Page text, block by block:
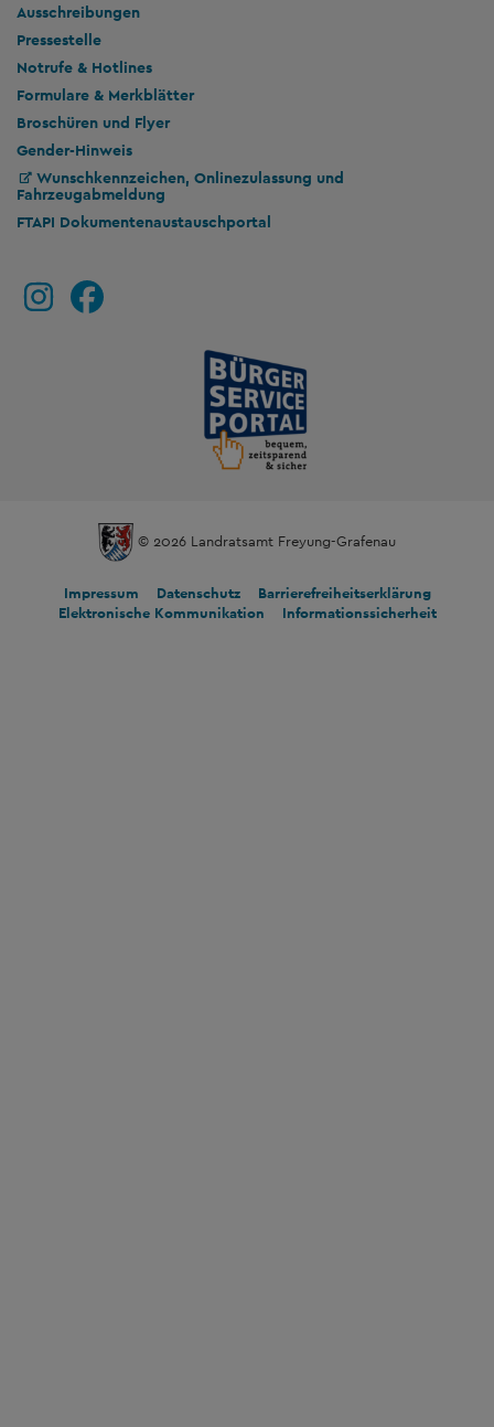
Ausschreibungen
Pressestelle
Notrufe & Hotlines
Formulare & Merkblätter
Broschüren und Flyer
Gender-Hinweis
Wunschkennzeichen, Onlinezulassung und
Fahrzeugabmeldung
FTAPI Dokumentenaustauschportal
© 2026 Landratsamt Freyung-Grafenau
Impressum Datenschutz
Barrierefreiheitserklärung
Elektronische Kommunikation
Informationssicherheit